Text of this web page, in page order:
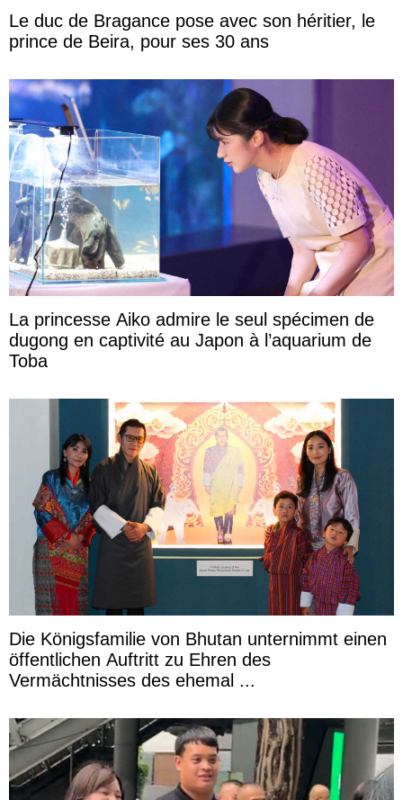
Le duc de Bragance pose avec son héritier, le
prince de Beira, pour ses 30 ans
La princesse Aiko admire le seul spécimen de
dugong en captivité au Japon à l’aquarium de
Toba
Die Königsfamilie von Bhutan unternimmt einen
öffentlichen Auftritt zu Ehren des
Vermächtnisses des ehemal ...